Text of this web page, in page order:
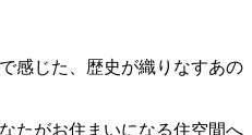
感じた、歴史が織りなすあの
たがお住まいになる住空間へ